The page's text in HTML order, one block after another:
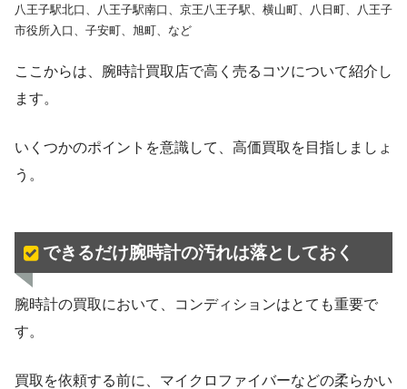
八王子駅北口、八王子駅南口、京王八王子駅、横山町、八日町、八王子
市役所入口、子安町、旭町、など
ここからは、腕時計買取店で高く売るコツについて紹介し
ます。
いくつかのポイントを意識して、高価買取を目指しましょ
う。
できるだけ腕時計の汚れは落としておく
腕時計の買取において、コンディションはとても重要で
す。
買取を依頼する前に、マイクロファイバーなどの柔らかい